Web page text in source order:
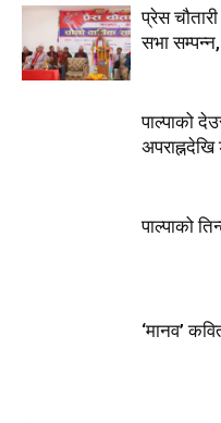
प्रेस
सभा सम्पन्न,
पाल्पाको
पाल्पाको
‘मानव’